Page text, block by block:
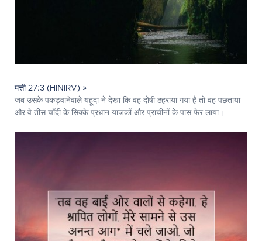
मत्ती 27:3 (HINIRV) »
जब उसके पकड़वानेवाले यहूदा ने देखा कि वह दोषी ठहराया गया है तो वह पछताया
और वे तीस चाँदी के सिक्के प्रधान याजकों और प्राचीनों के पास फेर लाया।